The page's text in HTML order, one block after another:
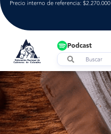
Precio interno de referencia: $2.270.000
Podcast